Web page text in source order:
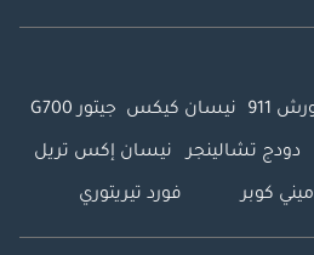
911 نيسان كيكس جيتور G700
دودج تشالينجر نيسان إكس تريل
ميني كوبر فورد تيريتوري